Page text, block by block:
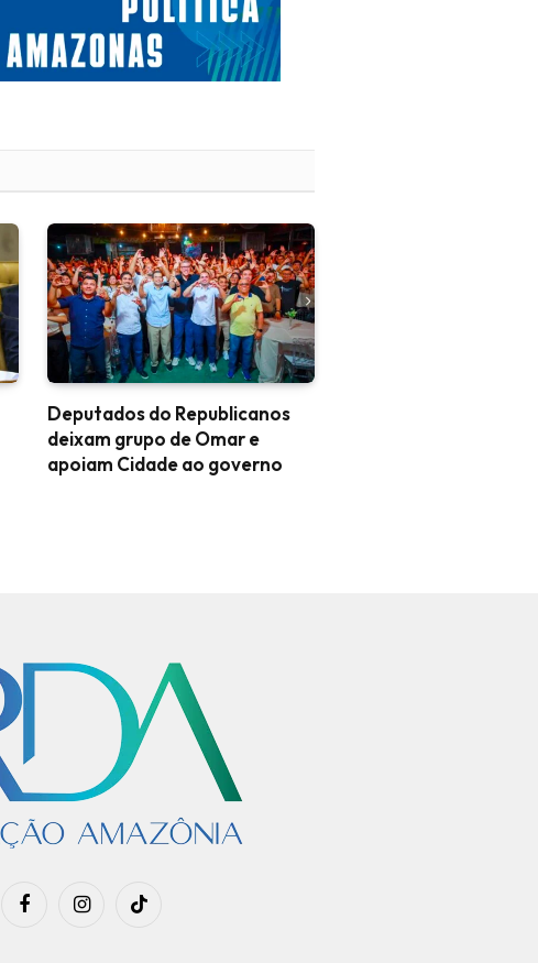
Deputados do Republicanos
deixam grupo de Omar e
apoiam Cidade ao governo
FacebookInstagramTikTok